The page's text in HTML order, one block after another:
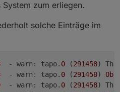
eingeben
true setzen steuert den
aktivieren
zum erliegen.
solche Einträge im
  - warn: tapo.
0 (291458)
  - warn: tapo.
0 (291458)
  - warn: tapo.
0 (291458)